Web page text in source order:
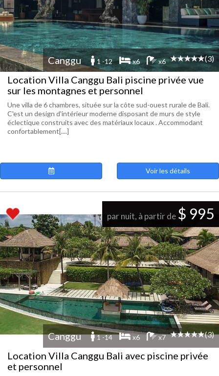
Canggu 1 -12 x6 x6 (3)
Location Villa Canggu Bali piscine privée vue
sur les montagnes et personnel
Une villa de 6 chambres, située sur la côte sud-ouest rurale de Bali.
C'est un design d'intérieur moderne disposant de murs de style
éclectique construits avec des matériaux locaux . Accommodant
confortablement[....]
Voir les détails
par nuit, à partir de $ 995
Canggu 1 -14 x6 x7 (3)
Location Villa Canggu Bali avec piscine privée
et personnel